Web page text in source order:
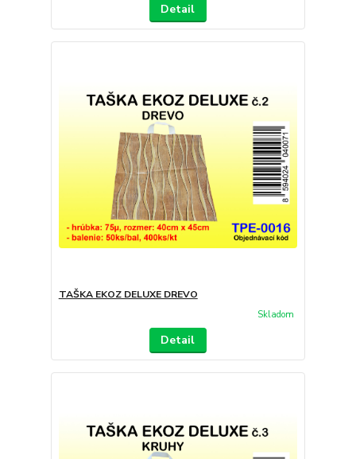
Detail
TAŠKA EKOZ DELUXE DREVO
Skladom
Detail